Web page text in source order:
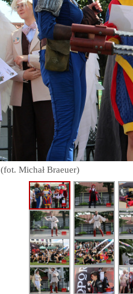
(fot. Michał Braeuer)